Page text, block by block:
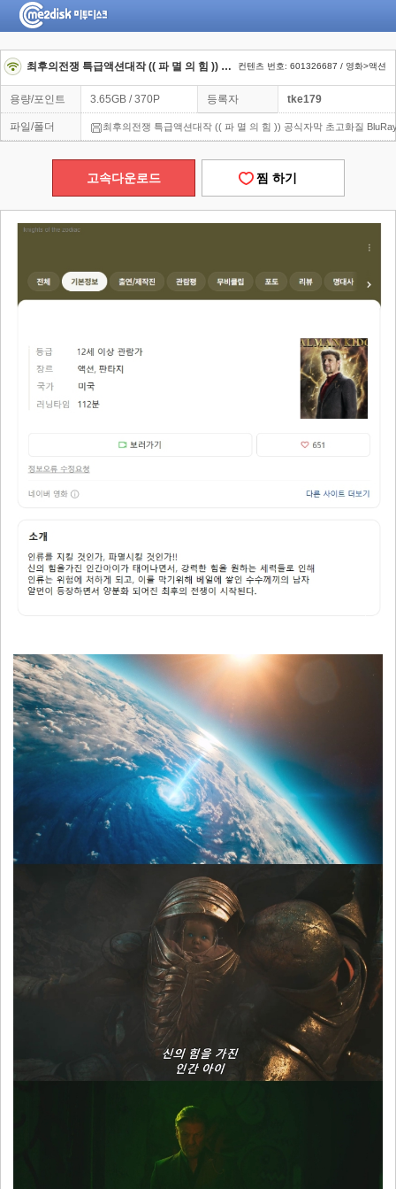
최후의전쟁 특급액션대작 (( 파 멸 의 힘 )) 공식자막 초고화질 BluRay5.1 컨텐츠 번호: 601326687 / 영화>액션
용량/포인트 3.65GB / 370P 등록자 tke179
파일/폴더 최후의전쟁 특급액션대작 (( 파 멸 의 힘 )) 공식자막 초고화질
고속다운로드 찜 하기